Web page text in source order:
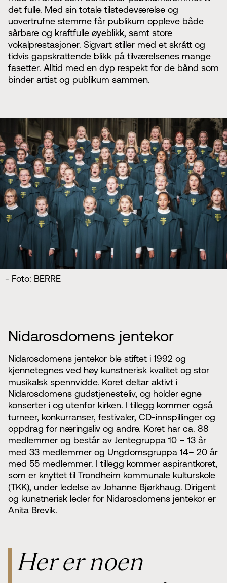
det fulle. Med sin totale tilstedeværelse og
uovertrufne stemme får publikum oppleve både
sårbare og kraftfulle øyeblikk, samt store
vokalprestasjoner. Sigvart stiller med et skrått og
tidvis gapskrattende blikk på tilværelsenes mange
fasetter. Alltid med en dyp respekt for de bånd som
binder artist og publikum sammen.
- Foto: BERRE
Nidarosdomens jentekor
Nidarosdomens jentekor ble stiftet i 1992 og
kjennetegnes ved høy kunstnerisk kvalitet og stor
musikalsk spennvidde. Koret deltar aktivt i
Nidarosdomens gudstjenesteliv, og holder egne
konserter i og utenfor kirken. I tillegg kommer også
turneer, konkurranser, festivaler, CD-innspillinger og
oppdrag for næringsliv og andre. Koret har ca. 88
medlemmer og består av Jentegruppa 10 – 13 år
med 33 medlemmer og Ungdomsgruppa 14– 20 år
med 55 medlemmer. I tillegg kommer aspirantkoret,
som er knyttet til Trondheim kommunale kulturskole
(TKK), under ledelse av Johanne Bjørkhaug. Dirigent
og kunstnerisk leder for Nidarosdomens jentekor er
Anita Brevik.
Her er noen